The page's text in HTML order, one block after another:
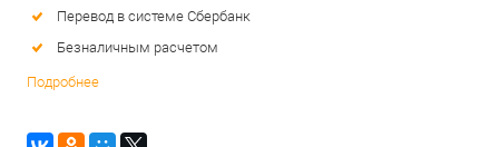
Перевод в системе Сбербанк
Безналичным расчетом
Подробнее